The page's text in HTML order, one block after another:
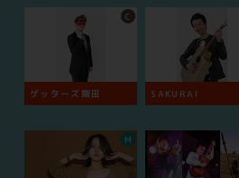
ゲッターズ飯田
C
SAKURAI
M